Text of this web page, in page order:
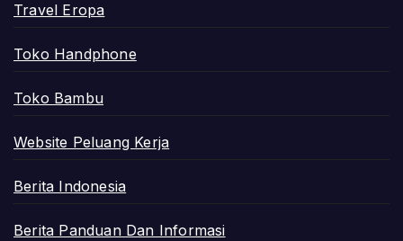
Travel Eropa
Toko Handphone
Toko Bambu
Website Peluang Kerja
Berita Indonesia
Berita Panduan Dan Informasi